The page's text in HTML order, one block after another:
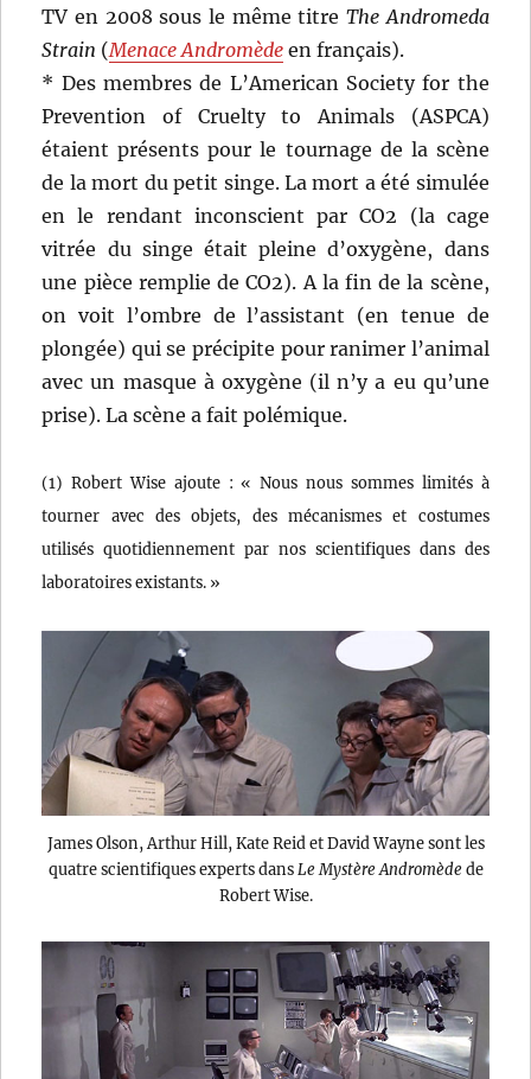
TV en 2008 sous le même titreThe Andromeda
Strain (Menace Andromède en français).
* Des membres de L’American Society for the
Prevention of Cruelty to Animals (ASPCA)
étaient présents pour le tournage de la scène
de la mort du petit singe. La mort a été simulée
en le rendant inconscient par CO2 (la cage
vitrée du singe était pleine d’oxygène, dans
une pièce remplie de CO2). A la fin de la scène,
on voit l’ombre de l’assistant (en tenue de
plongée) qui se précipite pour ranimer l’animal
avec un masque à oxygène (il n’y a eu qu’une
prise). La scène a fait polémique.
(1) Robert Wise ajoute : « Nous nous sommes limités à
tourner avec des objets, des mécanismes et costumes
utilisés quotidiennement par nos scientifiques dans des
laboratoires existants. »
James Olson, Arthur Hill, Kate Reid et David Wayne sont les
quatre scientifiques experts dansLe Mystère Andromèdede
Robert Wise.